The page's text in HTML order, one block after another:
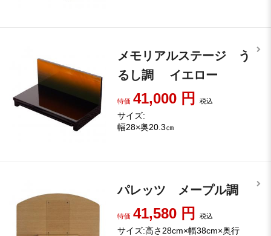
メモリアルステージ う
るし調 イエロー
特価 41,000 円税込
サイズ:
幅28×奥20.3㎝
パレッツ メープル調
特価 41,580 円税込
サイズ:高さ28cm×幅38cm×奥行